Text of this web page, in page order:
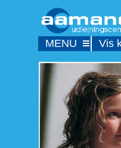
MENU Vis